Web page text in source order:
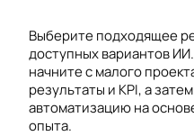
Выберите подходящее
доступных вариантов
начните с малого
результаты и KPI, а
автоматизацию на
опыта.